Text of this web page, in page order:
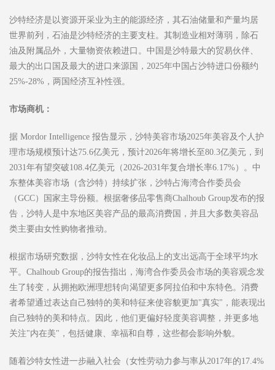
沙特经济是以资源开采业为主的能源经济，其石油储量和产量均居
世界前列，石油是沙特经济的主要支柱。其制造业相对薄弱，除石
油及附属品外，大量物资依赖进口。中国是沙特最大的贸易伙伴、
最大的出口国及最大的进口来源国，2025年中国占沙特进口份额约
25%-28%，两国经济互补性强。
市场商机：
据 Mordor Intelligence 报告显示，沙特美容市场2025年美容及个人护
理市场规模预计达75.6亿美元，预计2026年将增长至80.3亿美元，到
2031年有望突破108.4亿美元（2026-2031年复合增长率6.17%）。中
东整体美容市场（含沙特）持续扩张，沙特占海湾合作委员会
（GCC）国家主导份额。根据奢侈品零售商Chalhoub Group发布的报
告，沙特人是中东地区美容产品的最高消费国，并且大多数美容品
类主要由女性购物者推动。
根据市场研究数据，沙特女性在化妆品上的支出远高于全球平均水
平。Chalhoub Group的报告指出，海湾合作委员会市场的美容观念发
生了转变，从拥抱欧洲理想转向渴望更多阿拉伯和中东特色。消费
者希望通过表达自己独特的美和特征来使容貌更加"真实"，能表现出
自己独特的美和特点。因此，他们更偏好轻度美容调整，并更多地
关注"内在美"，包括健康、幸福和自尊，这些都会影响外貌。
随着沙特女性进一步融入社会（女性劳动力参与率从2017年的17.4%